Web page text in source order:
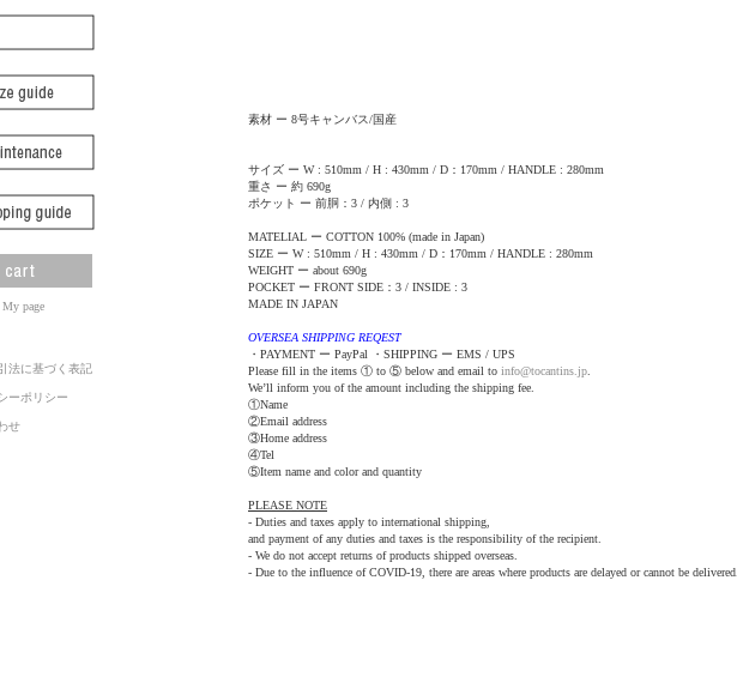
素材 ー 8号キャンバス/国産
サイズ ー W : 510mm / H : 430mm / D：170mm / HANDLE : 280mm
重さ ー 約 690g
ポケット ー 前胴：3 / 内側 : 3
MATELIAL ー COTTON 100% (made in Japan)
SIZE ー W : 510mm / H : 430mm / D：170mm / HANDLE : 280mm
WEIGHT ー about 690g
POCKET ー FRONT SIDE：3 / INSIDE : 3
MADE IN JAPAN
OVERSEA SHIPPING REQEST
・PAYMENT ー PayPal ・SHIPPING ー EMS / UPS
Please fill in the items ① to ⑤ below and email to info@tocantins.jp
We’ll inform you of the amount including the shipping fee.
①Name
②Email address
③Home address
④Tel
⑤Item name and color and quantity
PLEASE NOTE
- Duties and taxes apply to international shipping,
and payment of any duties and taxes is the responsibility of the recipient.
- We do not accept returns of products shipped overseas.
- Due to the influence of COVID-19, there are areas where products are delayed or cannot be delivered.
My page
法に基づく表記
ーポリシー
せ